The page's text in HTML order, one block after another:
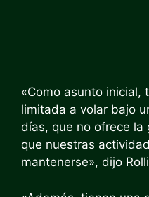
«Como asunto inicial,
limitada a volar bajo
días, que no ofrece la
que nuestras
mantenerse», dijo